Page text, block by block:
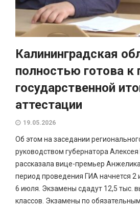
Калининградская
полностью готова к
государственной
аттестации
19.05.2026
Об этом на заседании
руководством губернатора
рассказала вице-премьер
период проведения ГИА начнется 2
6 июля. Экзамены сдадут 12,5 тыс.
классов. Экзамены по